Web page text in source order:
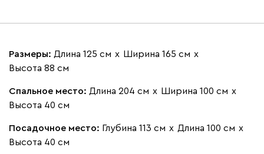
Размеры: Длина 125 см х Ширина 165 см х
Высота 88 см
Спальное место: Длина 204 см х Ширина 100 см х
Высота 40 см
Посадочное место: Глубина 113 см х Длина 100 см х
Высота 40 см